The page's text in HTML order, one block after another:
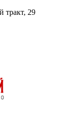
тракт, 29